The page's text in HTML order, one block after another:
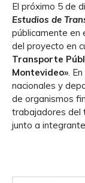
El próximo 5 de
Estudios de
públicamente en
del proyecto en
Transporte
Montevideo».
nacionales y
de organismos
trabajadores del
junto a